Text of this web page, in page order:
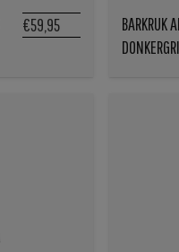
€59,95
BARKRUK